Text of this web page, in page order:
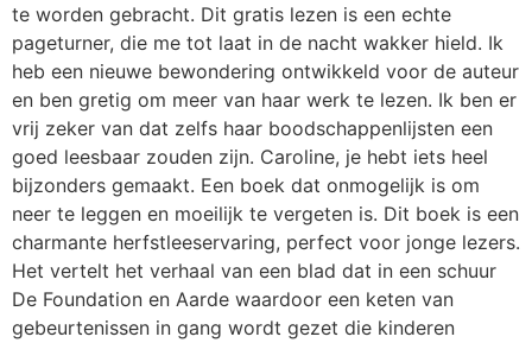
te worden gebracht. Dit gratis lezen is een echte
pageturner, die me tot laat in de nacht wakker hield. Ik
heb een nieuwe bewondering ontwikkeld voor de auteur
en ben gretig om meer van haar werk te lezen. Ik ben er
vrij zeker van dat zelfs haar boodschappenlijsten een
goed leesbaar zouden zijn. Caroline, je hebt iets heel
bijzonders gemaakt. Een boek dat onmogelijk is om
neer te leggen en moeilijk te vergeten is. Dit boek is een
charmante herfstleeservaring, perfect voor jonge lezers.
Het vertelt het verhaal van een blad dat in een schuur
De Foundation en Aarde waardoor een keten van
gebeurtenissen in gang wordt gezet die kinderen